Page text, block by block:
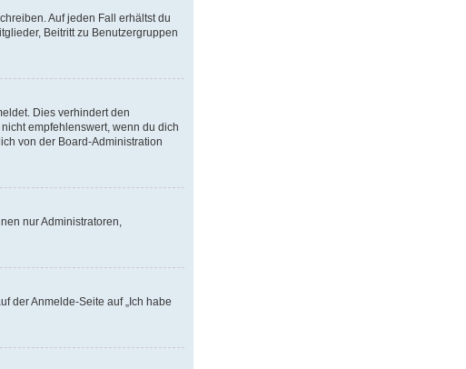
Auf jeden Fall erhältst du
Beitritt zu Benutzergruppen
Dies verhindert den
empfehlenswert, wenn du dich
von der Board-Administration
nur Administratoren,
der Anmelde-Seite auf „Ich habe